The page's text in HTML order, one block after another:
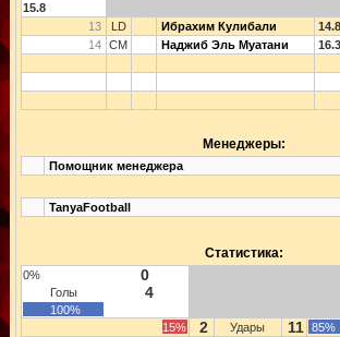
15.8
13
LD Ибрахим Кулибали 14.8
14
CM Наджиб Эль Муатани 16.3
Менеджеры:
Помощник менеджера
TanyaFootball
Статистика:
0% 0
Голы 4
100%
15%
2 Удары 11 85%